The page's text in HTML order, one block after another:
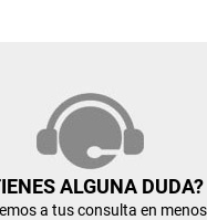
ALGUNA DUDA?
a tus consulta en